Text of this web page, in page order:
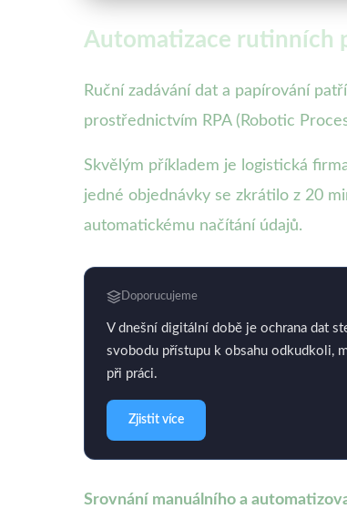
Automatizace rutinních
Ruční zadávání dat a papírování
prostřednictvím RPA (Robotic
Skvělým příkladem je logistická
jedné objednávky se zkrátilo z 20
automatickému načítání údajů.
Doporucujeme
V dnešní digitální době je ochrana dat
svobodu přístupu k obsahu odkudkoli,
při práci.
Zjistit více
Srovnání manuálního a